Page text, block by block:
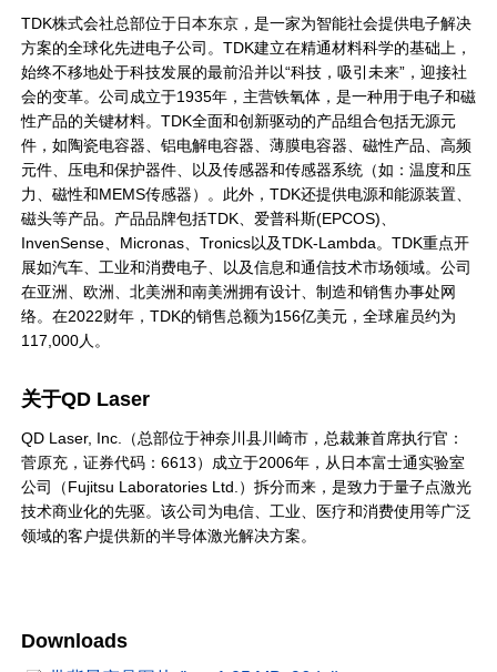
TDK株式会社总部位于日本东京，是一家为智能社会提供电子解决
方案的全球化先进电子公司。TDK建立在精通材料科学的基础上，
始终不移地处于科技发展的最前沿并以“科技，吸引未来”，迎接社
会的变革。公司成立于1935年，主营铁氧体，是一种用于电子和磁
性产品的关键材料。TDK全面和创新驱动的产品组合包括无源元
件，如陶瓷电容器、铝电解电容器、薄膜电容器、磁性产品、高频
元件、压电和保护器件、以及传感器和传感器系统（如：温度和压
力、磁性和MEMS传感器）。此外，TDK还提供电源和能源装置、
磁头等产品。产品品牌包括TDK、爱普科斯(EPCOS)、
InvenSense、Micronas、Tronics以及TDK-Lambda。TDK重点开
展如汽车、工业和消费电子、以及信息和通信技术市场领域。公司
在亚洲、欧洲、北美洲和南美洲拥有设计、制造和销售办事处网
络。在2022财年，TDK的销售总额为156亿美元，全球雇员约为
117,000人。
关于QD Laser
QD Laser, Inc.（总部位于神奈川县川崎市，总裁兼首席执行官：
菅原充，证券代码：6613）成立于2006年，从日本富士通实验室
公司（Fujitsu Laboratories Ltd.）拆分而来，是致力于量子点激光
技术商业化的先驱。该公司为电信、工业、医疗和消费使用等广泛
领域的客户提供新的半导体激光解决方案。
Downloads